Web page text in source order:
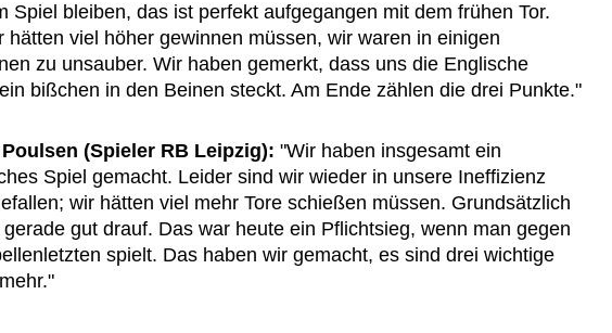
Spiel bleiben, das ist perfekt aufgegangen mit dem frühen Tor.
hätten viel höher gewinnen müssen, wir waren in einigen
zu unsauber. Wir haben gemerkt, dass uns die Englische
bißchen in den Beinen steckt. Am Ende zählen die drei Punkte."
(Spieler RB Leipzig): "Wir haben insgesamt ein
Spiel gemacht. Leider sind wir wieder in unsere Ineffizienz
wir hätten viel mehr Tore schießen müssen. Grundsätzlich
gut drauf. Das war heute ein Pflichtsieg, wenn man gegen
spielt. Das haben wir gemacht, es sind drei wichtige